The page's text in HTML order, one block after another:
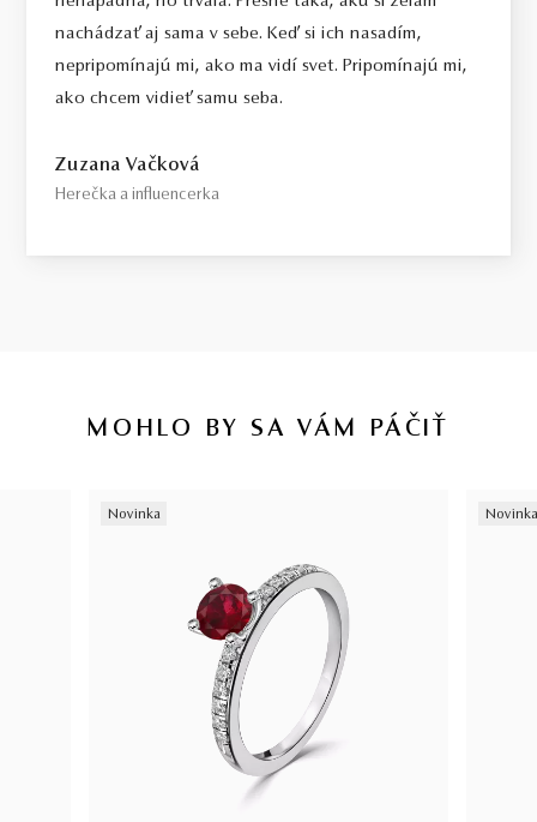
nachádzať aj sama v sebe. Keď si ich nasadím,
nepripomínajú mi, ako ma vidí svet. Pripomínajú mi,
ako chcem vidieť samu seba.
Zuzana Vačková
Herečka a influencerka
MOHLO BY SA VÁM PÁČIŤ
Novinka Novinka